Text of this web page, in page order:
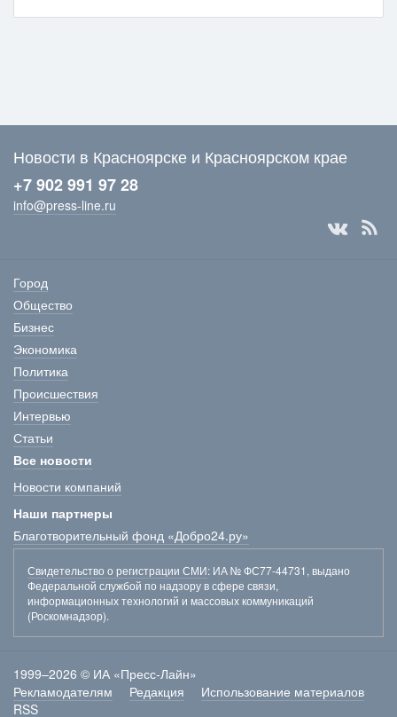
Новости в Красноярске и Красноярском крае
+7 902 991 97 28
info@press-line.ru
Город
Общество
Бизнес
Экономика
Политика
Происшествия
Интервью
Статьи
Все новости
Новости компаний
Наши партнеры
Благотворительный фонд «Добро24.ру»
Свидетельство о регистрации СМИ: ИА № ФС77-44731, выдано
Федеральной службой по надзору в сфере связи,
информационных технологий и массовых коммуникаций
(Роскомнадзор).
1999–2026 © ИА «Пресс-Лайн»
Рекламодателям
Редакция
Использование материалов
RSS